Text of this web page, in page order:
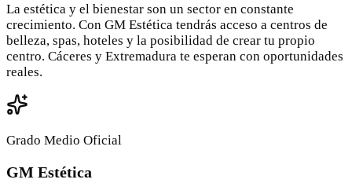
La estética y el bienestar son un sector en constante
crecimiento. Con GM Estética tendrás acceso a centros de
belleza, spas, hoteles y la posibilidad de crear tu propio
centro. Cáceres y Extremadura te esperan con oportunidades
reales.
Grado Medio Oficial
GM Estética